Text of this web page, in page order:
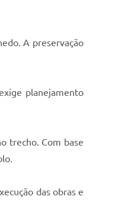
A preservação
planejamento
trecho. Com base
das obras e